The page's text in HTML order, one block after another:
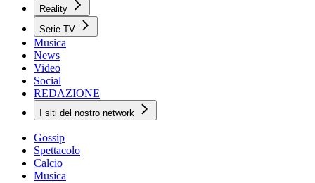
Reality
Serie TV
Musica
News
Video
Social
REDAZIONE
I siti del nostro network
Gossip
Spettacolo
Calcio
Musica